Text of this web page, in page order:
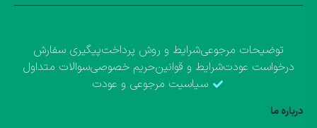
توضیحات مرجوعیشرایط و روش پرداختپیگیری سفارش
درخواست عودتشرایط و قوانینحریم خصوصیسوالات متداول
سیاسیت مرجوعی و عودت
درباره ما